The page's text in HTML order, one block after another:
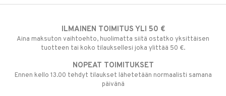
ILMAINEN TOIMITUS YLI 50 €
Aina maksuton vaihtoehto, huolimatta siitä ostatko yksittäisen
tuotteen tai koko tilauksellesi joka ylittää 50 €.
NOPEAT TOIMITUKSET
Ennen kello 13.00 tehdyt tilaukset lähetetään normaalisti samana
päivänä